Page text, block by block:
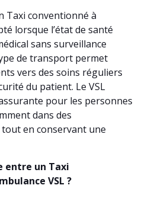
Taxi conventionné à
lorsque l’état de santé
sans surveillance
de transport permet
vers des soins réguliers
du patient. Le VSL
pour les personnes
dans des
en conservant une
entre un Taxi
VSL ?